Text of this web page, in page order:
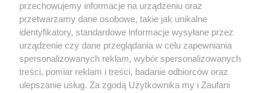
Nie zapomnij
zapoznać się z:
polityką prywatności regulamin korzystania z portali
Twojemiasto Skontakuj sięz nami
przechowujemy informacje na urządzeniu oraz
przetwarzamy dane osobowe, takie jak unikalne
identyfikatory, standardowe informacje wysyłane przez
urządzenie czy dane przeglądania w celu zapewniania
spersonalizowanych reklam, wybór spersonalizowanych
treści, pomiar reklam i treści, badanie odbiorców oraz
ulepszanie usług. Za zgodą Użytkownika my i Zaufani